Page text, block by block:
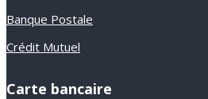
Banque Postale
Crédit Mutuel
Carte bancaire